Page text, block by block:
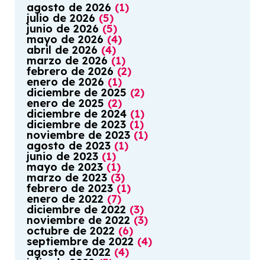
agosto de2026 (1)
julio de2026 (5)
junio de2026 (5)
mayo de2026(4)
abril de2026 (4)
marzo de2026 (1)
febrero de2026(2)
enero de2026 (1)
diciembre de2025 (2)
enero de2025 (2)
diciembre de2024 (1)
diciembre de2023 (1)
noviembre de2023(1)
agosto de2023 (1)
junio de2023 (1)
mayo de2023(1)
marzo de2023(3)
febrero de2023(1)
enero de2022 (7)
diciembre de2022 (3)
noviembre de2022 (3)
octubre de2022 (6)
septiembre de2022 (4)
agosto de2022 (4)